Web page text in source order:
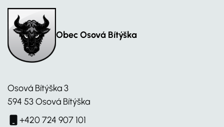
Obec Osová Bítýška
Osová Bítýška 3
594 53 Osová Bítýška
+420 724 907 101